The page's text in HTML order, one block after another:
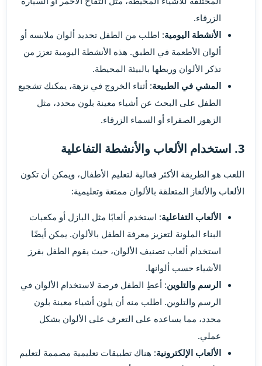
الزرقاء.
الأنشطة اليومية: اطلب من الطفل تحديد ألوان ملابسه أو
ألوان الأطعمة في الطبق. هذه الأنشطة اليومية تعزز من
تذكر الألوان وربطها بالبيئة المحيطة.
المشي في الطبيعة: أثناء الخروج في نزهة، يمكنك تشجيع
الطفل على البحث عن أشياء معينة بلون محدد، مثل
الزهور الصفراء أو السماء الزرقاء.
3. استخدام الألعاب والأنشطة التفاعلية​
اللعب هو الطريقة الأكثر فعالية لتعليم الأطفال، ويمكن أن تكون
الألعاب والألغاز المتعلقة بالألوان ممتعة وتعليمية:
الألعاب التفاعلية: استخدم ألعابًا مثل البازل أو مكعبات
البناء الملونة لتعزيز معرفة الطفل بالألوان. يمكن أيضًا
استخدام ألعاب تصنيف الألوان، حيث يقوم الطفل بفرز
الأشياء حسب ألوانها.
الرسم والتلوين: أعطِ الطفل فرصة لاستخدام الألوان في
الرسم والتلوين. اطلب منه أن يلون أشياء معينة بلون
محدد، مما يساعده على التعرف على الألوان بشكل
عملي.
الألعاب الإلكترونية: هناك تطبيقات تعليمية مصممة لتعليم